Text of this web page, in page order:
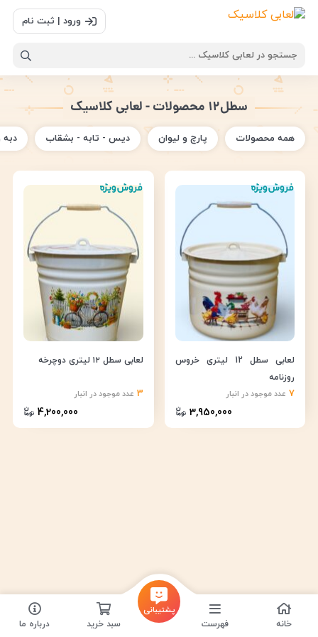
ورود | ثبت نام
سطل۱۲ محصولات - لعابی کلاسیک
همه محصولات پارچ و لیوان دیس - تابه - بشقاب
7 عدد موجود در انبار
لعابی سطل 12 لیتری خروس
روزنامه
3,950,000
3 عدد موجود در انبار
لعابی سطل ۱۲ لیتری دوچرخه
4,200,000
خانه فهرست درباره ما سبد خرید
پشتیبانی